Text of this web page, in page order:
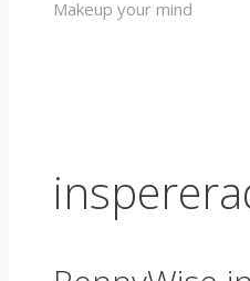
Makeup your mind